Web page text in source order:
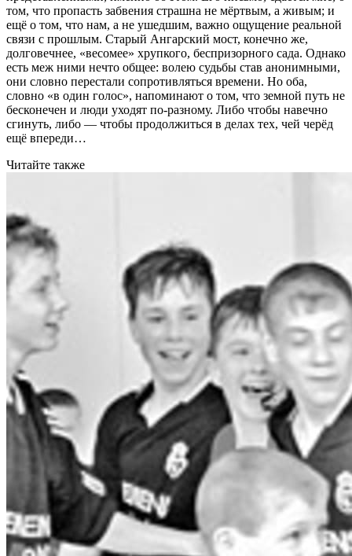
том, что пропасть забвения страшна не мёртвым, а живым; и
ещё о том, что нам, а не ушедшим, важно ощущение реальной
связи с прошлым. Старый Ангарский мост, конечно же,
долговечнее, «весомее» хрупкого, беспризорного сада. Однако
есть меж ними нечто общее: волею судьбы став анонимными,
они словно перестали сопротивляться времени. Но оба,
словно «в один голос», напоминают о том, что земной путь не
бесконечен и люди уходят по-разному. Либо чтобы навечно
сгинуть, либо — чтобы продолжиться в делах тех, чей черёд
ещё впереди…
Читайте также